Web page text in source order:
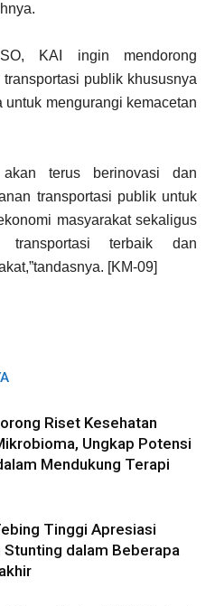
KAI ingin mendorong
publik khususnya
mengurangi kemacetan
terus berinovasi dan
transportasi publik untuk
masyarakat sekaligus
transportasi terbaik dan
[KM-09]
Riset Kesehatan
Ungkap Potensi
Mendukung Terapi
Tinggi Apresiasi
Stunting dalam Beberapa